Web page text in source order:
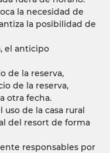
la necesidad de
la posibilidad de
el anticipo
de la reserva,
de la reserva,
otra fecha.
de la casa rural
del resort de forma
responsables por